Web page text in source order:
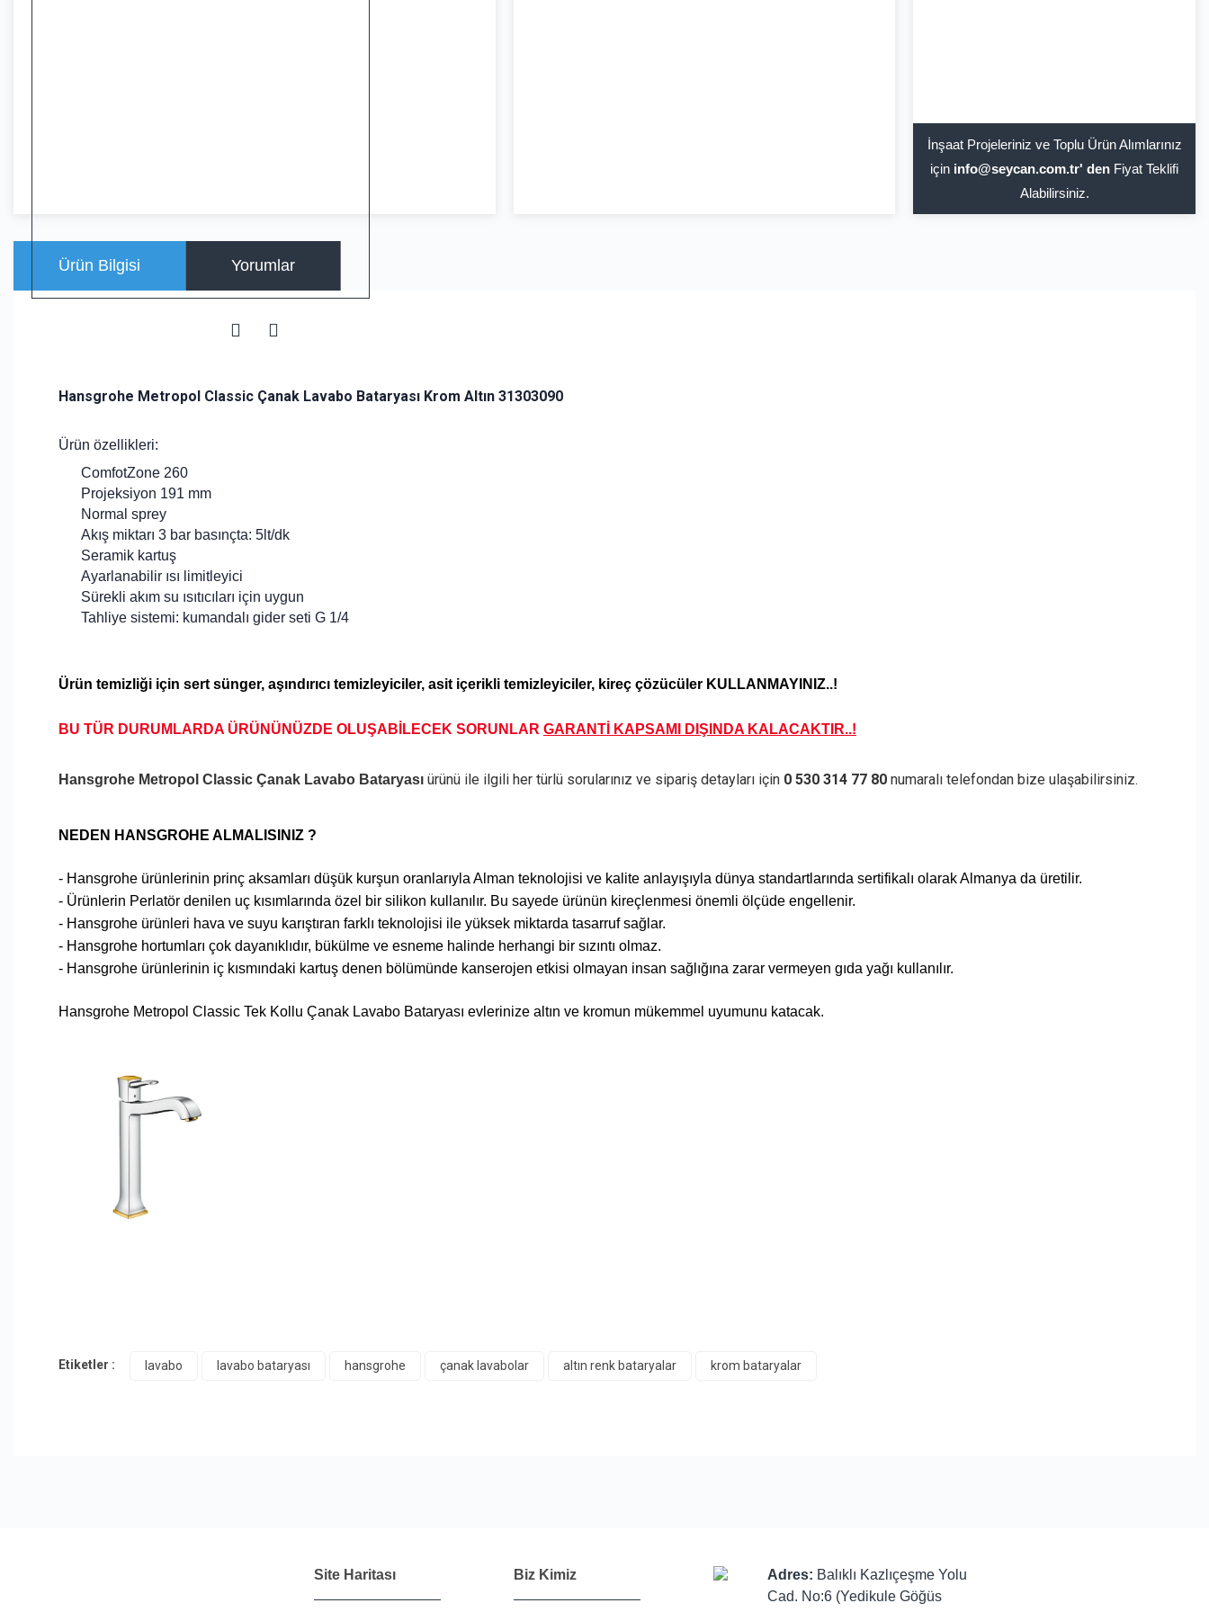
İnşaat Projeleriniz ve Toplu Ürün Alımlarınız
için info@seycan.com.tr' den Fiyat Teklifi
Alabilirsiniz.
Ürün Bilgisi Yorumlar
Hansgrohe Metropol Classic Çanak Lavabo Bataryası Krom Altın 31303090
Ürün özellikleri:
ComfotZone 260
Projeksiyon 191 mm
Normal sprey
Akış miktarı 3 bar basınçta: 5lt/dk
Seramik kartuş
Ayarlanabilir ısı limitleyici
Sürekli akım su ısıtıcıları için uygun
Tahliye sistemi: kumandalı gider seti G 1/4
Ürün temizliği için sert sünger, aşındırıcı temizleyiciler, asit içerikli temizleyiciler, kireç çözücüler KULLANMAYINIZ..!
BU TÜR DURUMLARDA ÜRÜNÜNÜZDE OLUŞABİLECEK SORUNLAR GARANTİ KAPSAMI DIŞINDA KALACAKTIR..!
Hansgrohe Metropol Classic Çanak Lavabo Bataryası ürünü ile ilgili her türlü sorularınız ve sipariş detayları için 0 530 314 77 80 numaralı telefondan bize ulaşabilirsiniz.
NEDEN HANSGROHE ALMALISINIZ ?
- Hansgrohe ürünlerinin prinç aksamları düşük kurşun oranlarıyla Alman teknolojisi ve kalite anlayışıyla dünya standartlarında sertifikalı olarak Almanya da üretilir.
- Ürünlerin Perlatör denilen uç kısımlarında özel bir silikon kullanılır. Bu sayede ürünün kireçlenmesi önemli ölçüde engellenir.
- Hansgrohe ürünleri hava ve suyu karıştıran farklı teknolojisi ile yüksek miktarda tasarruf sağlar.
- Hansgrohe hortumları çok dayanıklıdır, bükülme ve esneme halinde herhangi bir sızıntı olmaz.
- Hansgrohe ürünlerinin iç kısmındaki kartuş denen bölümünde kanserojen etkisi olmayan insan sağlığına zarar vermeyen gıda yağı kullanılır.
Hansgrohe Metropol Classic Tek Kollu Çanak Lavabo Bataryası evlerinize altın ve kromun mükemmel uyumunu katacak.
Etiketler : lavabo lavabo bataryası hansgrohe çanak lavabolar altın renk bataryalar krom bataryalar
Site Haritası Biz Kimiz Adres: Balıklı Kazlıçeşme Yolu
Cad. No:6 (Yedikule Göğüs